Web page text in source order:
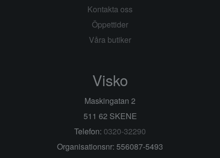
Kontakta oss
Öppettider
Våra butiker
Visko
Maskingatan 2
511 62 SKENE
Telefon: 0320-32290
Organisationsnr: 556087-5493